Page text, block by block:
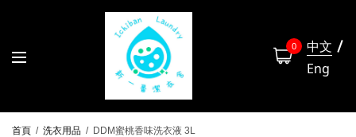
0
中文
Eng
首頁 / 洗衣用品 / DDM蜜桃香味洗衣液 3L